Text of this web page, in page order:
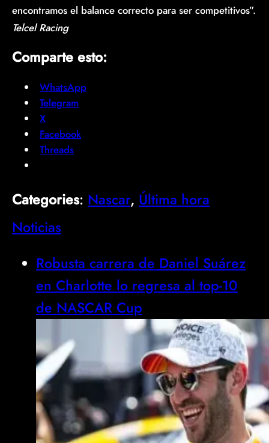
encontramos el balance correcto para ser competitivos”.
Telcel Racing
Comparte esto:
WhatsApp
Telegram
X
Facebook
Threads
Categories: Nascar, Última hora
Noticias
Robusta carrera de Daniel Suárez
en Charlotte lo regresa al top-10
de NASCAR Cup